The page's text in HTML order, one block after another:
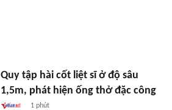
Quy tập hài cốt liệt sĩ ở độ sâu
1,5m, phát hiện ống thở đặc công
1 phút